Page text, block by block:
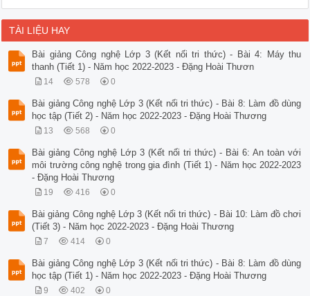
TÀI LIỆU HAY
Bài giảng Công nghệ Lớp 3 (Kết nối tri thức) - Bài 4: Máy thu
thanh (Tiết 1) - Năm học 2022-2023 - Đặng Hoài Thươn
14 578 0
Bài giảng Công nghệ Lớp 3 (Kết nối tri thức) - Bài 8: Làm đồ dùng
học tập (Tiết 2) - Năm học 2022-2023 - Đặng Hoài Thương
13 568 0
Bài giảng Công nghệ Lớp 3 (Kết nối tri thức) - Bài 6: An toàn với
môi trường công nghệ trong gia đình (Tiết 1) - Năm học 2022-2023
- Đặng Hoài Thương
19 416 0
Bài giảng Công nghệ Lớp 3 (Kết nối tri thức) - Bài 10: Làm đồ chơi
(Tiết 3) - Năm học 2022-2023 - Đặng Hoài Thương
7 414 0
Bài giảng Công nghệ Lớp 3 (Kết nối tri thức) - Bài 8: Làm đồ dùng
học tập (Tiết 1) - Năm học 2022-2023 - Đặng Hoài Thương
9 402 0